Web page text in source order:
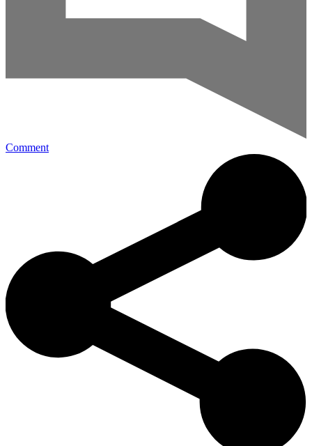
Comment